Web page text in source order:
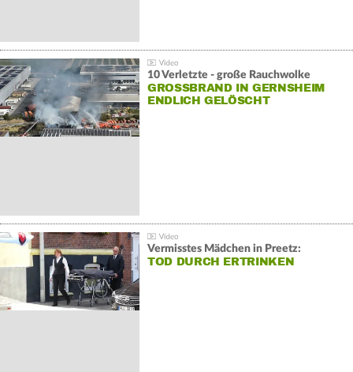
10 Verletzte - große Rauchwolke
GROSSBRAND IN GERNSHEIM E
NDLICH GELÖSCHT
Vermisstes Mädchen in Preetz:
TOD DURCH ERTRINKEN